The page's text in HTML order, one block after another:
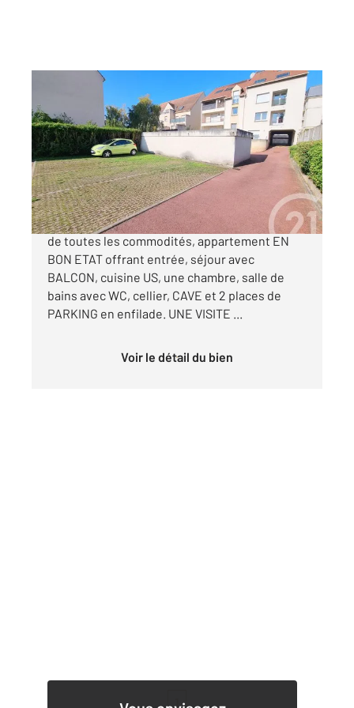
HERBLAY SUR SEINE 95
, 2 pièces
Ref : 27201
Appartement F2 à vendre
176 500 €
HERBLAY SUR SEINE Centre ville A proximité
de toutes les commodités, appartement EN
BON ETAT offrant entrée, séjour avec
BALCON, cuisine US, une chambre, salle de
bains avec WC, cellier, CAVE et 2 places de
PARKING en enfilade. UNE VISITE ...
Voir le détail du bien
1